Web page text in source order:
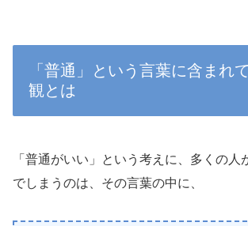
「普通」という言葉に含まれ
観とは
「普通がいい」という考えに、多くの人
でしまうのは、その言葉の中に、